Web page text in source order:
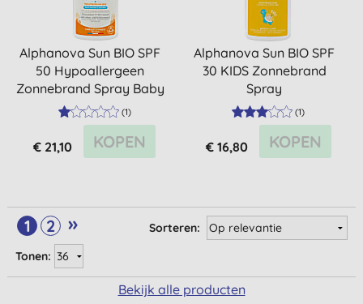
Alphanova Sun BIO SPF
50 Hypoallergeen
Zonnebrand Spray Baby
(1)
€ 21,10 KOPEN
Alphanova Sun BIO SPF
30 KIDS Zonnebrand
Spray
(1)
€ 16,80 KOPEN
1 2 »
Sorteren:
Tonen:
Bekijk alle producten